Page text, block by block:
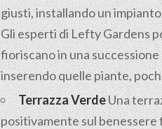
giusti, installando un
Gli esperti di Lefty Gardens
fioriscano in una
inserendo quelle piante,
Terrazza VerdeUna
positivamente sul benessere